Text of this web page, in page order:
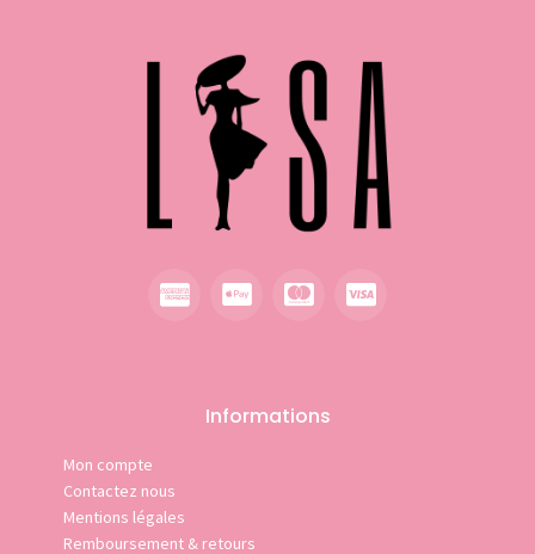
Informations
Mon compte
Contactez nous
Mentions légales
Remboursement & retours